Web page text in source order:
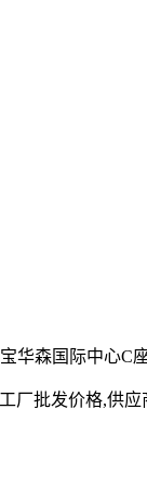
华森国际中心C
厂批发价格,供应